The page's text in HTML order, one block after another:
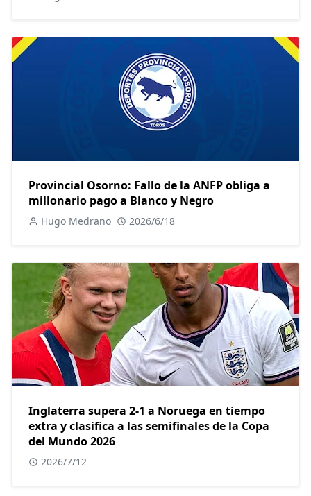
Provincial Osorno: Fallo de la ANFP obliga a
millonario pago a Blanco y Negro
Hugo Medrano 2026/6/18
Inglaterra supera 2-1 a Noruega en tiempo
extra y clasifica a las semifinales de la Copa
del Mundo 2026
2026/7/12